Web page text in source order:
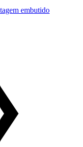
embutido